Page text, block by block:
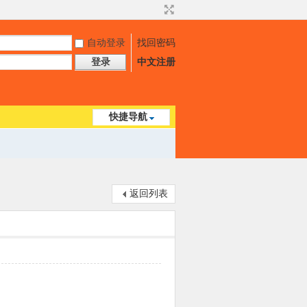
自动登录
找回密码
登录
中文注册
快捷导航
返回列表